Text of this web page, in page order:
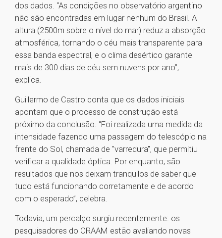
dos dados. “As condições no observatório argentino
não são encontradas em lugar nenhum do Brasil. A
altura (2500m sobre o nível do mar) reduz a absorção
atmosférica, tornando o céu mais transparente para
essa banda espectral, e o clima desértico garante
mais de 300 dias de céu sem nuvens por ano”,
explica.
Guillermo de Castro conta que os dados iniciais
apontam que o processo de construção está
próximo da conclusão. “Foi realizada uma medida da
intensidade fazendo uma passagem do telescópio na
frente do Sol, chamada de "varredura", que permitiu
verificar a qualidade óptica. Por enquanto, são
resultados que nos deixam tranquilos de saber que
tudo está funcionando corretamente e de acordo
com o esperado”, celebra.
Todavia, um percalço surgiu recentemente: os
pesquisadores do CRAAM estão avaliando novas